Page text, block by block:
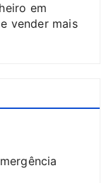
em
vender mais